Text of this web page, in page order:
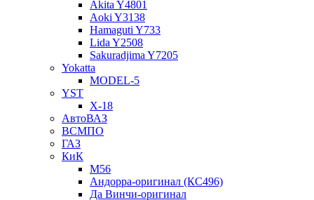
Akita Y4801
Aoki Y3138
Hamaguti Y733
Lida Y2508
Sakuradjima Y7205
Yokatta
MODEL-5
YST
X-18
АвтоВАЗ
ВСМПО
ГАЗ
КиК
M56
Андорра-оригинал (КС496)
Да Винчи-оригинал